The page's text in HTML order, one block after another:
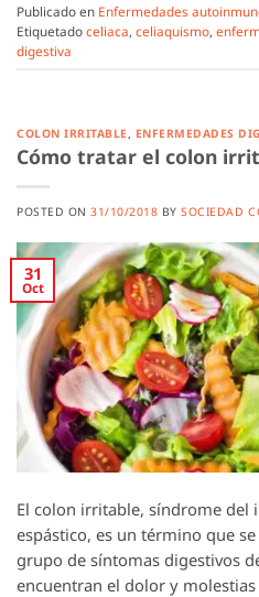
Publicado en Enfermedades
Etiquetadoceliaca, celiaquismo,
digestiva
COLON IRRITABLE, ENFERMEDADES
Cómo tratar el colon
POSTED ON31/10/2018 BYSOCIEDAD
31
Oct
El colon irritable, síndrome del
espástico, es un término que
grupo de síntomas digestivos
encuentran el dolor y